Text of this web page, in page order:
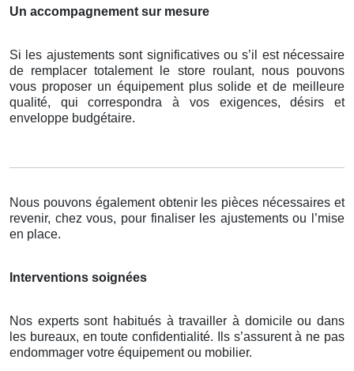
Un accompagnement sur mesure
Si les ajustements sont significatives ou s’il est nécessaire
de remplacer totalement le store roulant, nous pouvons
vous proposer un équipement plus solide et de meilleure
qualité, qui correspondra à vos exigences, désirs et
enveloppe budgétaire.
Nous pouvons également obtenir les pièces nécessaires et
revenir, chez vous, pour finaliser les ajustements ou l’mise
en place.
Interventions soignées
Nos experts sont habitués à travailler à domicile ou dans
les bureaux, en toute confidentialité. Ils s’assurent à ne pas
endommager votre équipement ou mobilier.